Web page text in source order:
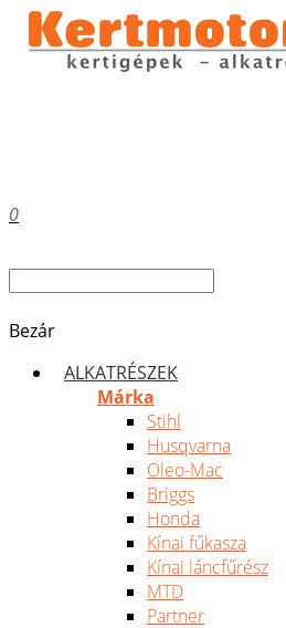
0
Bezár
ALKATRÉSZEK
Márka
Stihl
Husqvarna
Oleo-Mac
Briggs
Honda
Kínai fűkasza
Kínai láncfűrész
MTD
Partner